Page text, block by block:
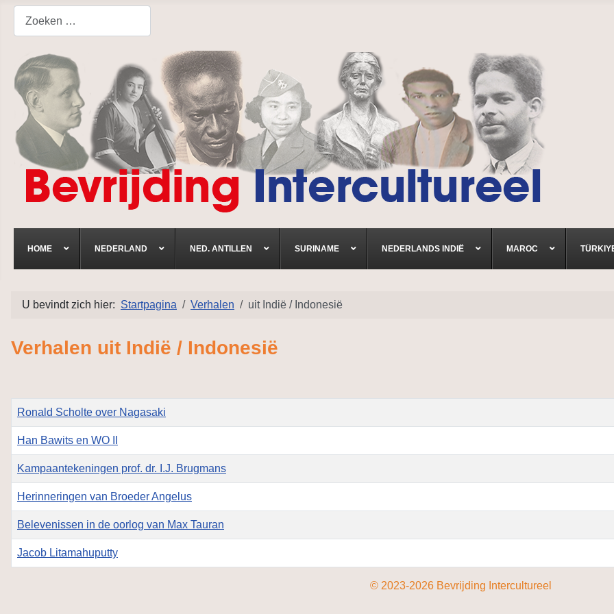
HOME NEDERLAND NED. ANTILLEN SURINAME NEDERLANDS INDIË MAROC
U bevindt zich hier: Startpagina Verhalen uit Indië / Indonesië
Verhalen uit Indië / Indonesië
Titel
Ronald Scholte over Nagasaki
Han Bawits en WO II
Kampaantekeningen prof. dr. I.J. Brugmans
Herinneringen van Broeder Angelus
Belevenissen in de oorlog van Max Tauran
Jacob Litamahuputty
© 2023-2026 Bevrijding Intercultureel